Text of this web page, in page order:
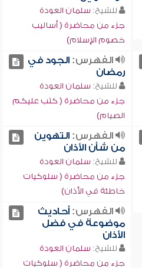
للشيخ: سلمان العودة
جزء من محاضرة ( أساليب
خصوم الإسلام)
الفهرس:الجود في
رمضان
للشيخ: سلمان العودة
جزء من محاضرة ( كتب عليكم
الصيام)
الفهرس:التهوين
من شأن الأذان
للشيخ: سلمان العودة
جزء من محاضرة ( سلوكيات
خاطئة في الأذان)
الفهرس:أحاديث
موضوعة في فضل
الأذان
للشيخ: سلمان العودة
جزء من محاضرة ( سلوكيات